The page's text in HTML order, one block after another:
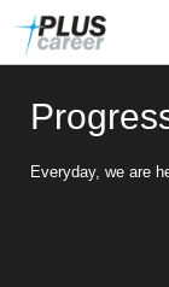
Everyday, we are